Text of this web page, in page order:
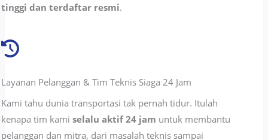
tinggi dan terdaftar resmi.
Layanan Pelanggan & Tim Teknis Siaga 24 Jam
Kami tahu dunia transportasi tak pernah tidur. Itulah
kenapa tim kamiselalu aktif 24 jam untuk membantu
pelanggan dan mitra, dari masalah teknis sampai